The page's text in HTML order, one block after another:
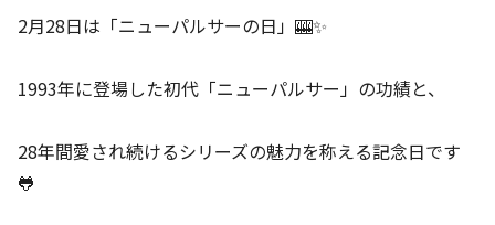
2月28日は「ニューパルサーの日」🎰✨
1993年に登場した初代「ニューパルサー」の功績と、
28年間愛され続けるシリーズの魅力を称える記念日です
🐸